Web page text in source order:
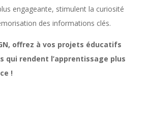
engageante, stimulent la curiosité
des informations clés.
offrez à vos projets éducatifs
qui rendent l’apprentissage plus
!